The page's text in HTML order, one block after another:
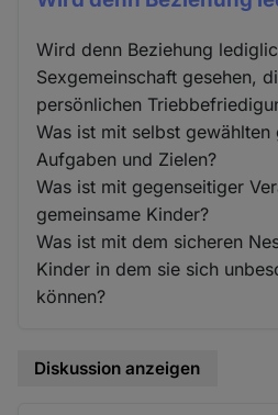
Wird denn Beziehung
Sexgemeinschaft gesehen,
persönlichen
Was ist mit selbst gewählten
Aufgaben und Zielen?
Was ist mit gegenseitiger
gemeinsame Kinder?
Was ist mit dem sicheren
Kinder in dem sie sich
können?
Diskussion anzeigen